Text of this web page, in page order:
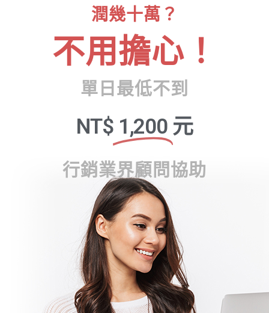
潤幾十萬？
不用擔心！
單日最低不到
NT$ 1,200 元
行銷業界顧問協助